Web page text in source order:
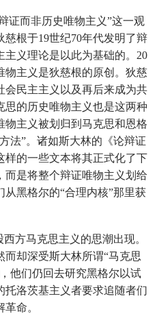
证而非历史唯物主义”这一观
根于19世纪70年代发明了辩
义理论是以此为基础的。20
物主义是狄慈根的原创。狄慈
会民主主义以及再后来成为共
思的历史唯物主义也是这两种
主义被划归到马克思和恩格
法”。诸如斯大林的《论辩证
样的一些文本将其正式化了下
而是将整个辩证唯物主义划给
黑格尔的“合理内核”那里获
方马克思主义的思潮出现。
却深受斯大林所谓“马克思
他们仍回去研究黑格尔以试
托洛茨基主义者要求追随者们
命。